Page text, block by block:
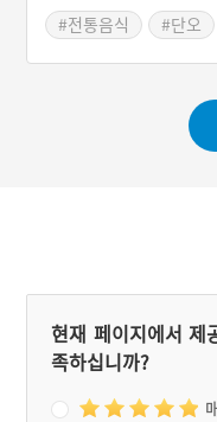
가시까지 하나하나 세심
게 발라낸 준치 살과 쇠고
를 넣고 완자 형태로
만두이다. 만두피에 소
어 빚는 일반 만두와는 다
형태로 일종의 굴림만
#전통음식
#단오
현재 페이지에서 제
족하십니까?